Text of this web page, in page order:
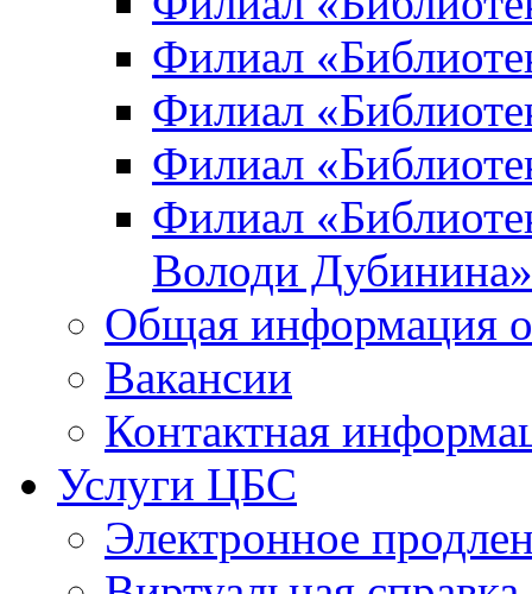
Филиал
Филиал
Филиал
Филиал
Володи Дубинина»
Общая информация
Вакансии
Контактная
Услуги ЦБС
Электронное